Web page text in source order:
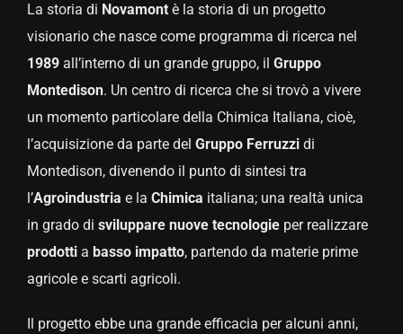
La storia di Novamontè la storia di un progetto
visionario che nasce come programma di ricerca nel
1989all’interno di un grande gruppo, il Gruppo
Montedison. Un centro di ricerca che si trovò a vivere
un momento particolare della Chimica Italiana, cioè,
l’acquisizione da parte del Gruppo Ferruzzidi
Montedison, divenendo il punto di sintesi tra
l’Agroindustria e la Chimica italiana; una realtà unica
in grado di sviluppare nuove tecnologieper realizzare
prodottia basso impatto, partendo da materie prime
agricole e scarti agricoli.
Il progetto ebbe una grande efficacia per alcuni anni,